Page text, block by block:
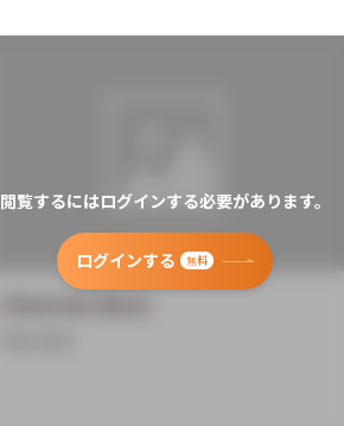
閲覧するにはログインする必要があります。
ログインする 無料